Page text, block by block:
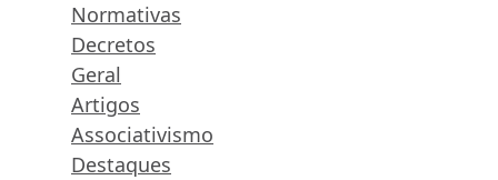
Normativas
Decretos
Geral
Artigos
Associativismo
Destaques